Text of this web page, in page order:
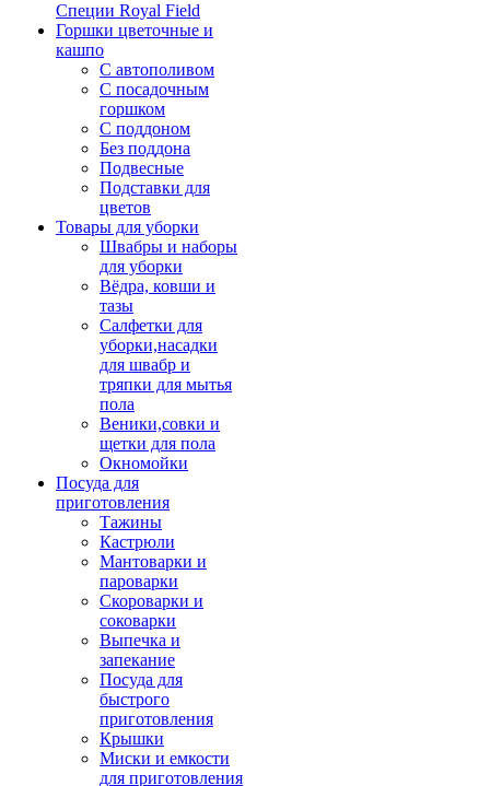
Специи Royal Field
Горшки цветочные и
кашпо
С автополивом
С посадочным
горшком
С поддоном
Без поддона
Подвесные
Подставки для
цветов
Товары для уборки
Швабры и наборы
для уборки
Вёдра, ковши и
тазы
Салфетки для
уборки,насадки
для швабр и
тряпки для мытья
пола
Веники,совки и
щетки для пола
Окномойки
Посуда для
приготовления
Тажины
Кастрюли
Мантоварки и
пароварки
Скороварки и
соковарки
Выпечка и
запекание
Посуда для
быстрого
приготовления
Крышки
Миски и емкости
для приготовления